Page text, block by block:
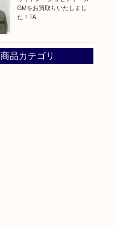
GMをお買取りいたしまし
た！TA
商品カテゴリ